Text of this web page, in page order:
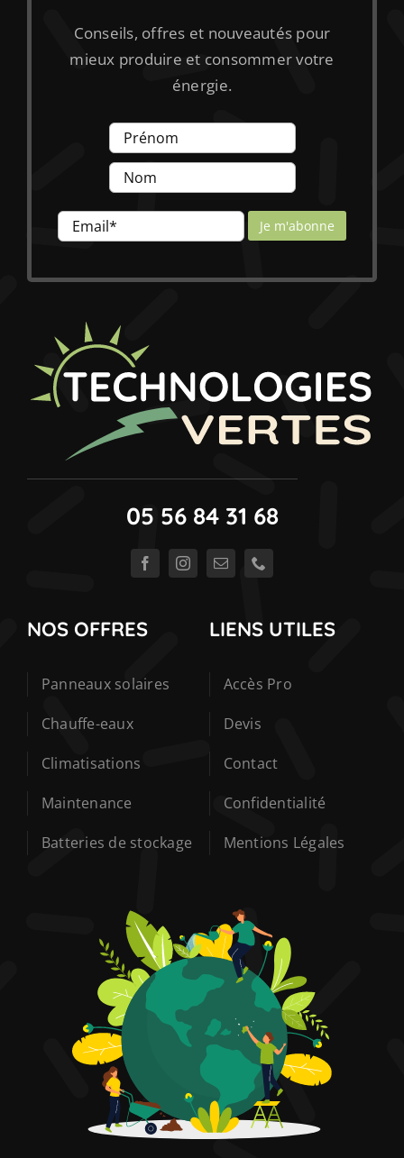
Conseils, offres et nouveautés pour
mieux produire et consommer votre
énergie.
05 56 84 31 68
NOS OFFRES
Panneaux solaires
Chauffe-eaux
Climatisations
Maintenance
Batteries de stockage
LIENS UTILES
Accès Pro
Devis
Contact
Confidentialité
Mentions Légales